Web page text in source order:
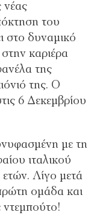
νέας
του
στο δυναμικό
καριέρα
της
της. Ο
6 Δεκεμβρίου
με τη
ιταλικού
Λίγο μετά
ομάδα και
ντεμπούτο!